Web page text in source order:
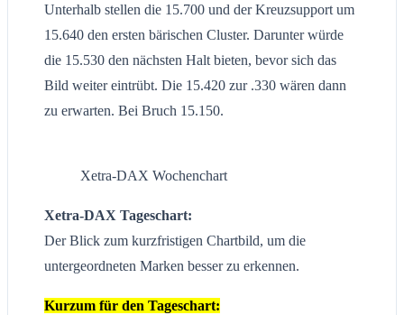
Unterhalb stellen die 15.700 und der Kreuzsupport um
15.640 den ersten bärischen Cluster. Darunter würde
die 15.530 den nächsten Halt bieten, bevor sich das
Bild weiter eintrübt. Die 15.420 zur .330 wären dann
zu erwarten. Bei Bruch 15.150.
Xetra-DAX Wochenchart
Xetra-DAX Tageschart:
Der Blick zum kurzfristigen Chartbild, um die
untergeordneten Marken besser zu erkennen.
Kurzum für den Tageschart: